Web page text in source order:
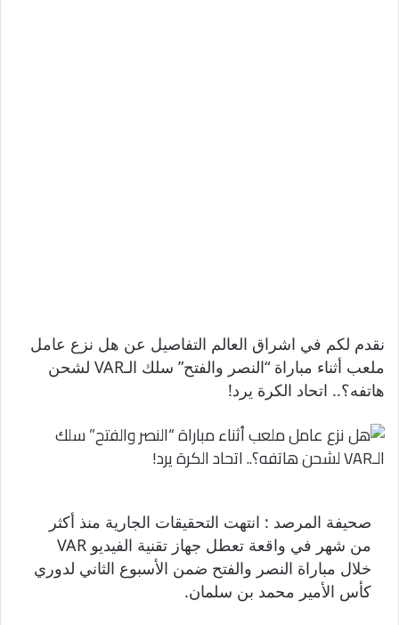
نقدم لكم في اشراق العالم التفاصيل عن هل نزع عامل
ملعب أثناء مباراة “النصر والفتح” سلك الـVAR لشحن
هاتفه؟.. اتحاد الكرة يرد!
صحيفة المرصد : انتهت التحقيقات الجارية منذ أكثر
من شهر في واقعة تعطل جهاز تقنية الفيديو VAR
خلال مباراة النصر والفتح ضمن الأسبوع الثاني لدوري
كأس الأمير محمد بن سلمان.